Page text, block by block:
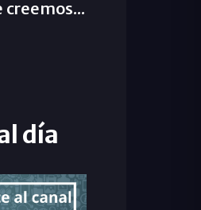
creemos...
día